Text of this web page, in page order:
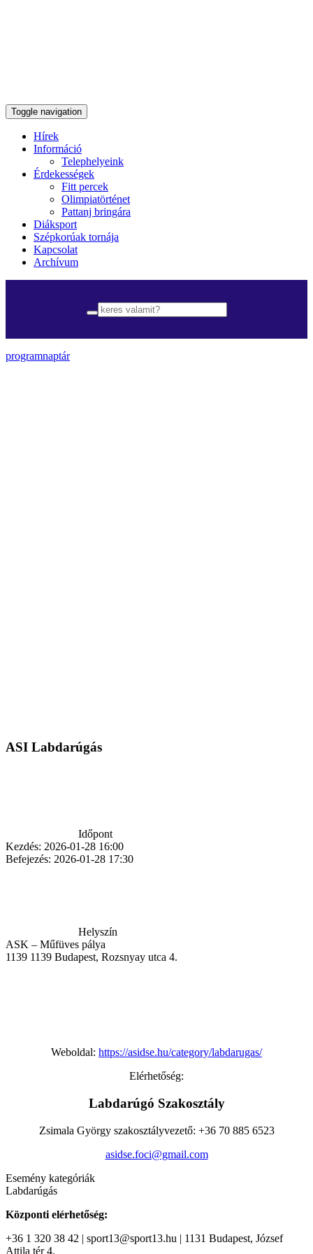
Toggle navigation
Hírek
Információ
Telephelyeink
Érdekességek
Fitt percek
Olimpiatörténet
Pattanj bringára
Diáksport
Szépkorúak tornája
Kapcsolat
Archívum
programnaptár
ASI Labdarúgás
Időpont
Kezdés: 2026-01-28 16:00
Befejezés: 2026-01-28 17:30
Helyszín
ASK – Műfüves pálya
1139 1139 Budapest, Rozsnyay utca 4.
Weboldal: https://asidse.hu/category/labdarugas/
Elérhetőség:
Labdarúgó Szakosztály
Zsimala György szakosztályvezető: +36 70 885 6523
asidse.foci@gmail.com
Esemény kategóriák
Labdarúgás
Központi elérhetőség:
+36 1 320 38 42 | sport13@sport13.hu | 1131 Budapest, József
Attila tér 4.